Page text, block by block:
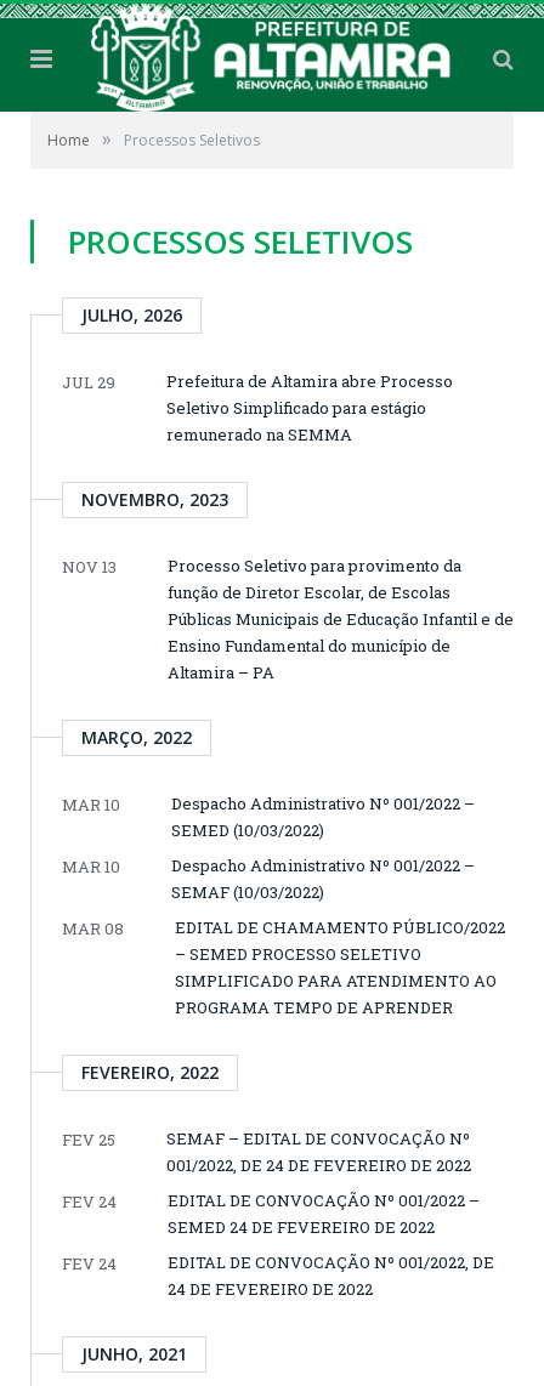
Home » Processos Seletivos
PROCESSOS SELETIVOS
JULHO, 2026
JUL 29
Prefeitura de Altamira abre Processo
Seletivo Simplificado para estágio
remunerado na SEMMA
NOVEMBRO, 2023
NOV 13
Processo Seletivo para provimento da
função de Diretor Escolar, de Escolas
Públicas Municipais de Educação Infantil e de
Ensino Fundamental do município de
Altamira – PA
MARÇO, 2022
MAR 10
Despacho Administrativo Nº 001/2022 –
SEMED (10/03/2022)
MAR 10
Despacho Administrativo Nº 001/2022 –
SEMAF (10/03/2022)
MAR 08
EDITAL DE CHAMAMENTO PÚBLICO/2022
– SEMED PROCESSO SELETIVO
SIMPLIFICADO PARA ATENDIMENTO AO
PROGRAMA TEMPO DE APRENDER
FEVEREIRO, 2022
FEV 25
SEMAF – EDITAL DE CONVOCAÇÃO Nº
001/2022, DE 24 DE FEVEREIRO DE 2022
FEV 24
EDITAL DE CONVOCAÇÃO Nº 001/2022 –
SEMED 24 DE FEVEREIRO DE 2022
FEV 24
EDITAL DE CONVOCAÇÃO Nº 001/2022, DE
24 DE FEVEREIRO DE 2022
JUNHO, 2021